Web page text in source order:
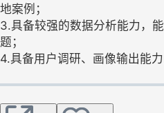
地案例；
3.具备较强的数据分析能力，
题；
4.具备用户调研、画像输出能力